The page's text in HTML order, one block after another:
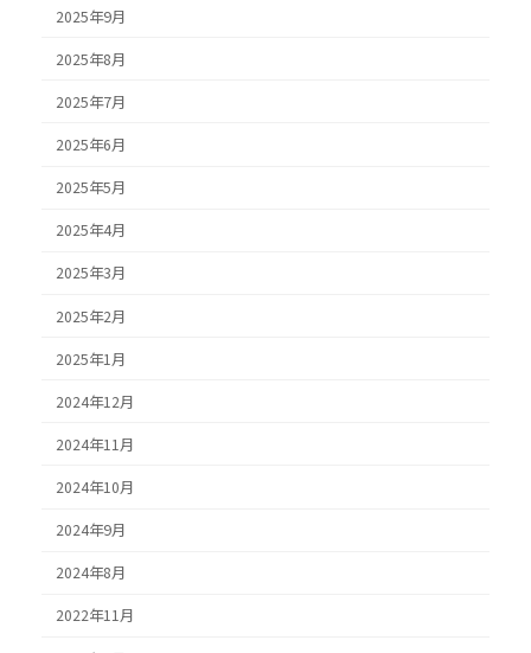
2025年9月
2025年8月
2025年7月
2025年6月
2025年5月
2025年4月
2025年3月
2025年2月
2025年1月
2024年12月
2024年11月
2024年10月
2024年9月
2024年8月
2022年11月